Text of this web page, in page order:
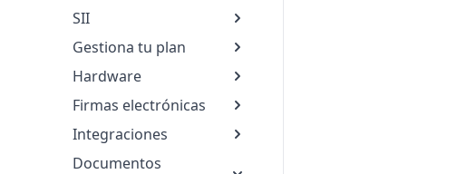
SII
Gestiona tu plan
Hardware
Firmas electrónicas
Integraciones
Documentos